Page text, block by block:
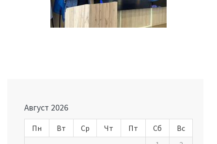
записям
Август 2026
Пн Вт Ср Чт Пт Сб
Вс